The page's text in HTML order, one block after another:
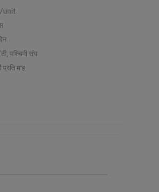
unit
पश्चिमी संघ
माह